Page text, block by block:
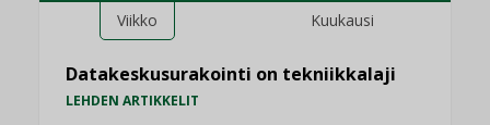
Viikko Kuukausi
Datakeskusurakointi on tekniikkalaji
LEHDEN ARTIKKELIT